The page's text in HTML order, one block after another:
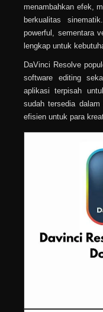
menambahkan efek,
berkualitas
powerful, sementara
lengkap untuk
DaVinci Resolve
software editing
aplikasi terpisah
sudah tersedia
efisien untuk para